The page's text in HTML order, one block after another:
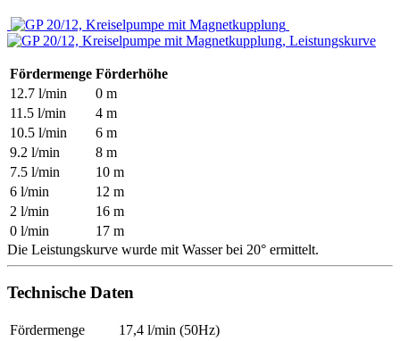
Fördermenge Förderhöhe
12.7 l/min
0 m
11.5 l/min
4 m
10.5 l/min
6 m
9.2 l/min
8 m
7.5 l/min
10 m
6 l/min
12 m
2 l/min
16 m
0 l/min
17 m
Die Leistungskurve wurde mit Wasser bei 20° ermittelt.
Technische Daten
Fördermenge
17,4 l/min (50Hz)